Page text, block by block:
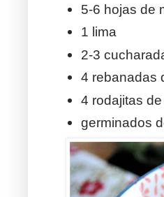
5-6 hojas de
1 lima
2-3
4 rebanadas
4 rodajitas
germinados